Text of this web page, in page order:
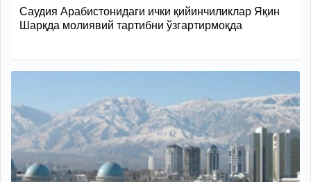
Саудия Арабистонидаги ички қийинчиликлар Яқин
Шарқда молиявий тартибни ўзгартирмоқда